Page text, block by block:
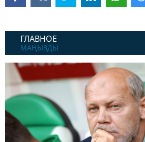
ГЛАВНОЕ
МАҢЫЗДЫ